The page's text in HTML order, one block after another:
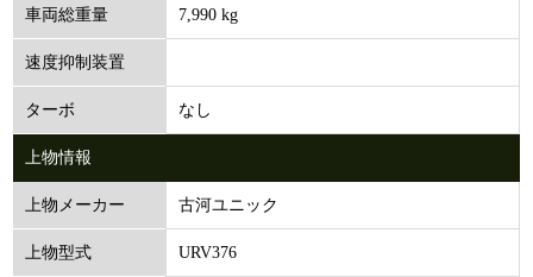
車両総重量 7,990 kg
速度抑制装置
ターボ なし
上物情報
上物メーカー 古河ユニック
上物型式 URV376